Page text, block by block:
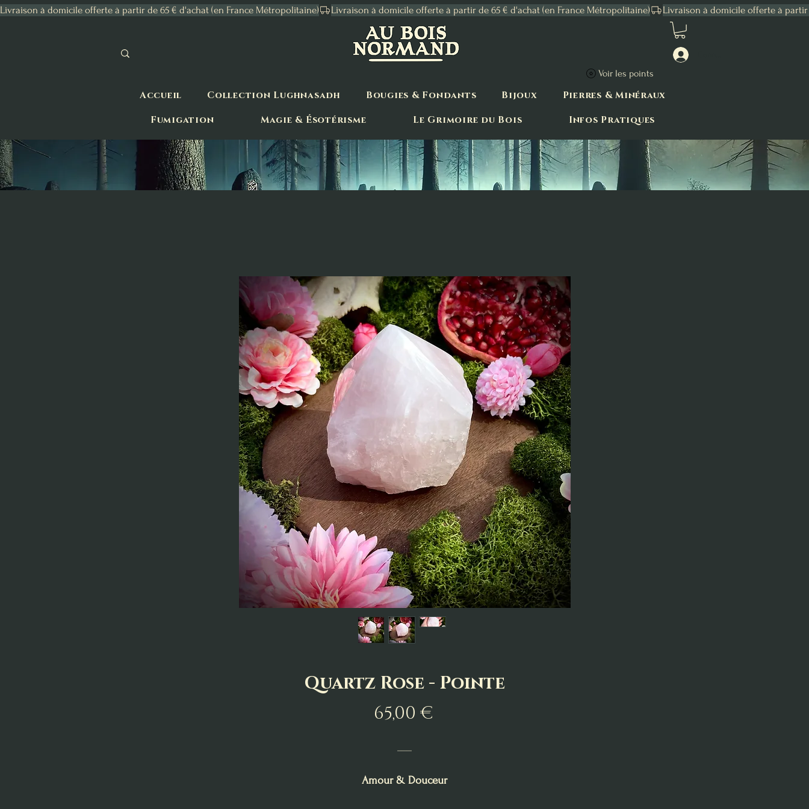
Livraison à domicile offerte à partir de 65 € d'achat (en France Métropolitaine)
Accueil Collection Lughnasadh Bougies & Fondants Bijoux
Pierres & Minéraux
Fumigation
Magie & Ésotérisme Le Grimoire du Bois Infos Pratiques
Voir les points
Quartz Rose - Pointe
65,00 €Prix
Amour & Douceur